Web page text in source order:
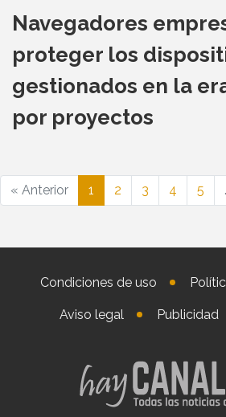
Navegadores
proteger los
gestionados en la
por proyectos
« Anterior 1 2 3 4 5
Condiciones de uso
Aviso legal Publicidad